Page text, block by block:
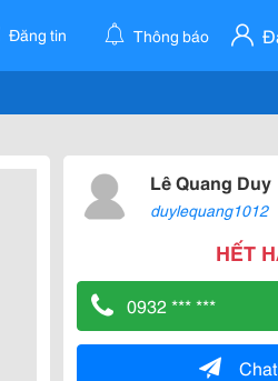
Đăng tin Thông báo
Lê Quang Duy
duylequang1012
HẾT
0932 *** ***